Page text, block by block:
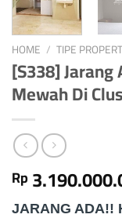
HOME / TIPE
[S338]
Mewah Di
Rp
JARANG ADA!!